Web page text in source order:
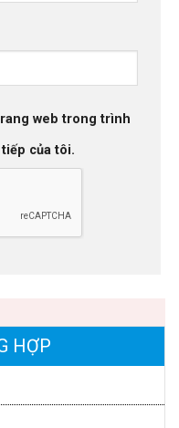
web trong trình
của tôi.
HỢP